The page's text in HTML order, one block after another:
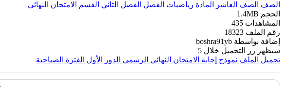
الصف الصف العاشر المادة رياضيات الفصل الفصل الثاني القسم الامتحان النهائي
الحجم 1.4MB
المشاهدات 435
رقم الملف 18323
إضافة بواسطة boshra91yb
سيظهر زر التحميل خلال 5
تحميل الملف نموذج إجابة الامتحان النهائي الرسمي الدور الأول الفترة الصباحية